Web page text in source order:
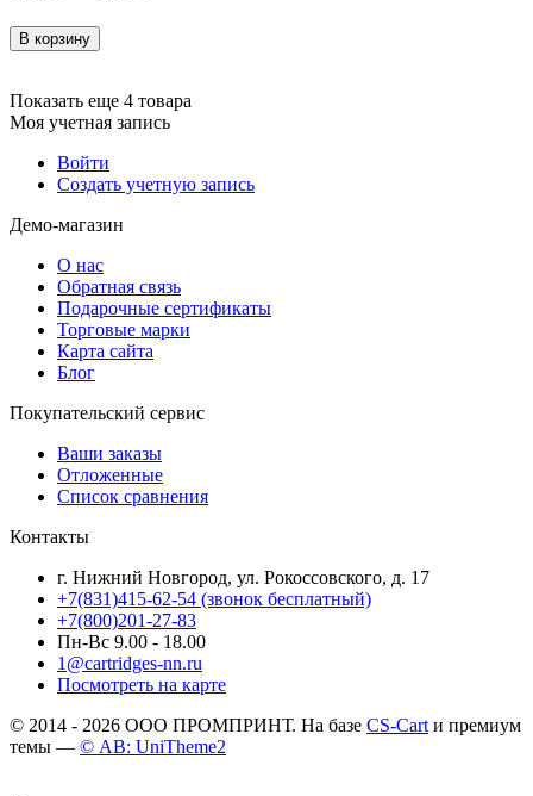
В корзину
Показать еще 4 товара
Моя учетная запись
Войти
Создать учетную запись
Демо-магазин
О нас
Обратная связь
Подарочные сертификаты
Торговые марки
Карта сайта
Блог
Покупательский сервис
Ваши заказы
Отложенные
Список сравнения
Контакты
г. Нижний Новгород, ул. Рокоссовского, д. 17
+7(831)415-62-54 (звонок бесплатный)
+7(800)201-27-83
Пн-Вс 9.00 - 18.00
1@cartridges-nn.ru
Посмотреть на карте
© 2014 - 2026 ООО ПРОМПРИНТ. На базе CS-Cart и премиум
темы — © AB: UniTheme2